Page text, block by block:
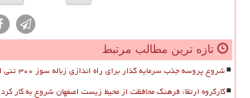
تازه ترین مطالب مرتبط
شروع پروسه جذب سرمایه گذار برای راه اندازی زباله سوز ۳۰۰ تنی اصفهان
کارگروه ارتقاء فرهنگ محافظت از محیط زیست اصفهان شروع به کار کرد